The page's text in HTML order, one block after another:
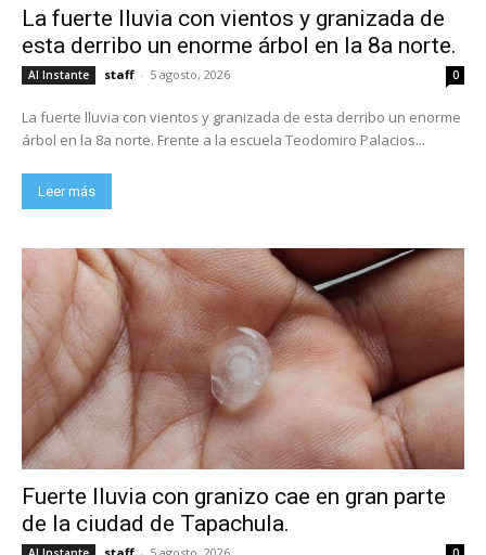
La fuerte lluvia con vientos y granizada de
esta derribo un enorme árbol en la 8a norte.
Al Instante staff - 5 agosto, 2026 0
La fuerte lluvia con vientos y granizada de esta derribo un enorme
árbol en la 8a norte. Frente a la escuela Teodomiro Palacios...
Leer más
Fuerte lluvia con granizo cae en gran parte
de la ciudad de Tapachula.